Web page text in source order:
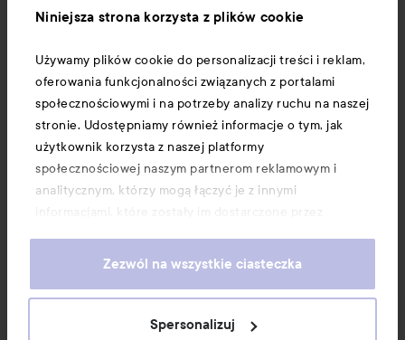
Niniejsza strona korzysta z plików cookie
Używamy plików cookie do personalizacji treści i reklam,
oferowania funkcjonalności związanych z portalami
społecznościowymi i na potrzeby analizy ruchu na naszej
stronie. Udostępniamy również informacje o tym, jak
użytkownik korzysta z naszej platformy
społecznościowej naszym partnerom reklamowym i
analitycznym, którzy mogą łączyć je z innymi
informacjami, które zostały im dostarczone przez
usług. Użytkownik wyraża zgodę na używanie przez nas
plików cookie, poprzez kontynuację korzystania z naszej
strony internetowej. Informacje o tym, jak zmienić
ustawienia dotyczące plików cookie, można znaleźć w
Zezwól na wszystkie ciasteczka
Spersonalizuj